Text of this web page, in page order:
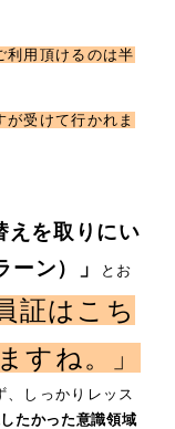
利用頂けるのは半
が受けて行かれま
えを取りにい
ン）」 とお
証はこち
すね。」
、しっかりレッス
たかった意識領域